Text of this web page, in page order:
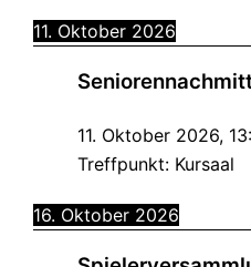
11. Oktober 2026
11. Oktober 2026,
Treffpunkt: Kursaal
16. Oktober 2026